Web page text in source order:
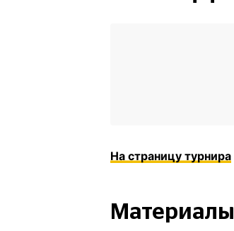
На страницу турнира
Материалы